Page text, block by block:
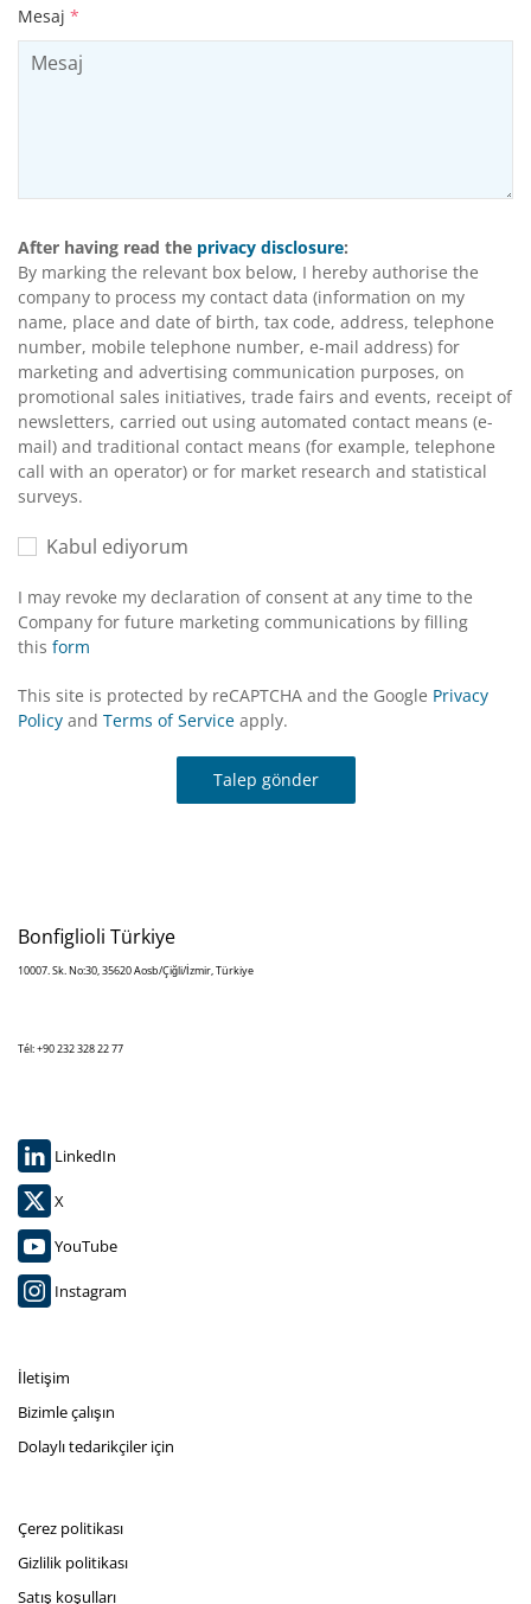
Mesaj *
After having read the privacy disclosure:
By marking the relevant box below, I hereby authorise the
company to process my contact data (information on my
name, place and date of birth, tax code, address, telephone
number, mobile telephone number, e-mail address) for
marketing and advertising communication purposes, on
promotional sales initiatives, trade fairs and events, receipt of
newsletters, carried out using automated contact means (e-
mail) and traditional contact means (for example, telephone
call with an operator) or for market research and statistical
surveys.
Kabul ediyorum
I may revoke my declaration of consent at any time to the
Company for future marketing communications by filling
this form
This site is protected by reCAPTCHA and the Google Privacy
Policy and Terms of Service apply.
Talep gönder
Bonfiglioli Türkiye
10007. Sk. No:30, 35620 Aosb/Çiğli/İzmir, Türkiye
Tél: +90 232 328 22 77
LinkedIn
X
YouTube
Instagram
İletişim
Bizimle çalışın
Dolaylı tedarikçiler için
Çerez politikası
Gizlilik politikası
Satış koşulları